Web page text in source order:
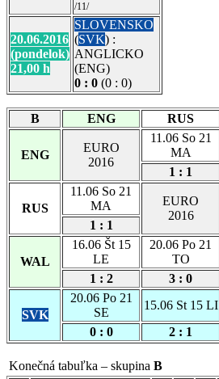
/11/
20.06.2016
(pondelok)
21,00 h
SLOVENSKO
(SVK) :
ANGLICKO
(ENG)
0 : 0 (0 : 0)
B ENG RUS
ENG
EURO
2016
11.06 So 21
MA
1 : 1
RUS
11.06 So 21
MA
EURO
2016
1 : 1
WAL
16.06 Št 15
LE
20.06 Po 21
TO
1 : 2
3 : 0
SVK
20.06 Po 21
SE
15.06 St 15 LI
0 : 0 2 : 1
Konečná tabuľka – skupina B